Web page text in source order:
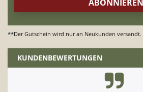
**Der Gutschein wird nur an Neukunden versandt.
KUNDENBEWERTUNGEN